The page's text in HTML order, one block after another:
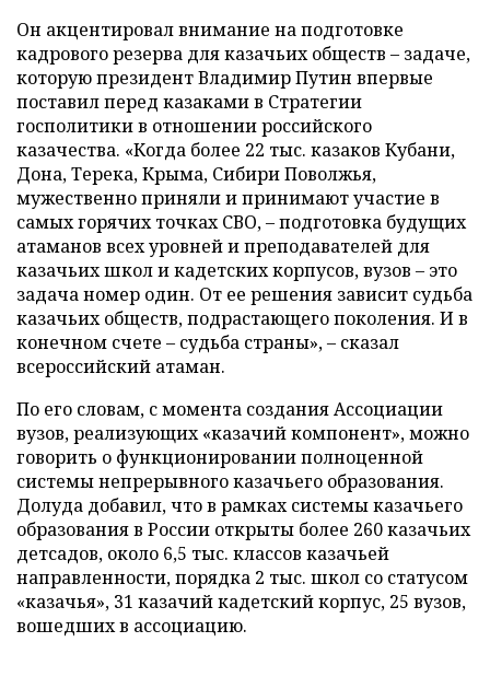
Он акцентировал внимание на подготовке
кадрового резерва для казачьих обществ – задаче,
которую президент Владимир Путин впервые
поставил перед казаками в Стратегии
госполитики в отношении российского
казачества. «Когда более 22 тыс. казаков Кубани,
Дона, Терека, Крыма, Сибири Поволжья,
мужественно приняли и принимают участие в
самых горячих точках СВО, – подготовка будущих
атаманов всех уровней и преподавателей для
казачьих школ и кадетских корпусов, вузов – это
задача номер один. От ее решения зависит судьба
казачьих обществ, подрастающего поколения. И в
конечном счете – судьба страны», – сказал
всероссийский атаман.
По его словам, с момента создания Ассоциации
вузов, реализующих «казачий компонент», можно
говорить о функционировании полноценной
системы непрерывного казачьего образования.
Долуда добавил, что в рамках системы казачьего
образования в России открыты более 260 казачьих
детсадов, около 6,5 тыс. классов казачьей
направленности, порядка 2 тыс. школ со статусом
«казачья», 31 казачий кадетский корпус, 25 вузов,
вошедших в ассоциацию.